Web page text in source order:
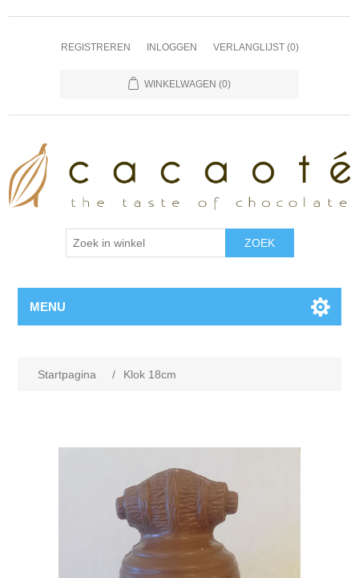
REGISTREREN INLOGGEN VERLANGLIJST (0)
WINKELWAGEN (0)
MENU
Startpagina / Klok 18cm